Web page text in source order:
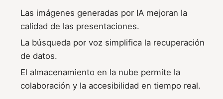
Las imágenes generadas por IA mejoran la
calidad de las presentaciones.
La búsqueda por voz simplifica la recuperación
de datos.
El almacenamiento en la nube permite la
colaboración y la accesibilidad en tiempo real.